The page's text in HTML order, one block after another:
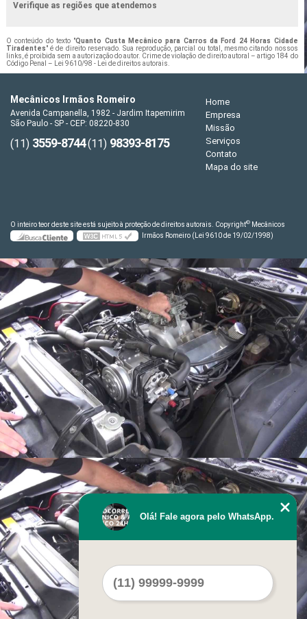
Verifique as regiões que atendemos
O conteúdo do texto "Quanto Custa Mecânico para Carros da Ford 24 Horas Cidade
Tiradentes" é de direito reservado. Sua reprodução, parcial ou total, mesmo citando nossos
links, é proibida sem a autorização do autor. Crime de violação de direito autoral – artigo 184 do
Código Penal – Lei 9610/98 - Lei de direitos autorais.
Mecânicos Irmãos Romeiro
Avenida Campanella, 1982 - Jardim Itapemirim
São Paulo - SP - CEP: 08220-830
(11) 3559-8744(11) 98393-8175
Home
Empresa
Missão
Serviços
Contato
Mapa do site
O inteiro teor deste site está sujeito à proteção de direitos autorais. Copyright© Mecânicos
Irmãos Romeiro (Lei 9610 de 19/02/1998)
Olá! Fale agora pelo WhatsApp.